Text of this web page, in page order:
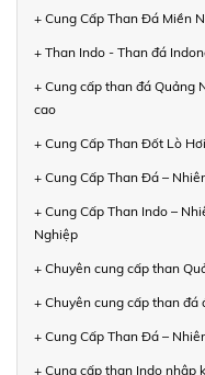
+ Cung Cấp Than Đá Miền
+ Than Indo - Than đá
+ Cung cấp than đá Quảng
cao
+ Cung Cấp Than Đốt Lò
+ Cung Cấp Than Đá –
+ Cung Cấp Than Indo –
Nghiệp
+ Chuyên cung cấp than
+ Chuyên cung cấp than
+ Cung Cấp Than Đá –
+ Cung cấp than Indo nhập